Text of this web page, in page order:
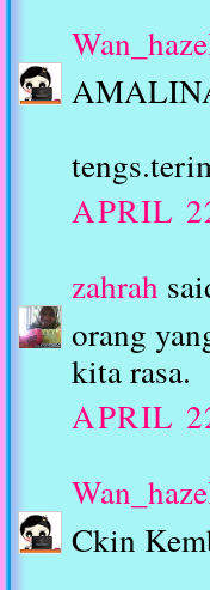
APRIL
zahrah
orang
kita rasa.
APRIL
Ckin